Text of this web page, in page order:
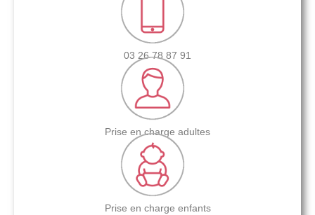
03 26 78 87 91
Prise en charge adultes
Prise en charge enfants